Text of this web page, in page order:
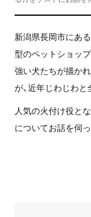
新潟県長岡市にあ
型のペットショッ
強い犬たちが描か
が、近年じわじわと
人気の火付け役と
についてお話を伺っ